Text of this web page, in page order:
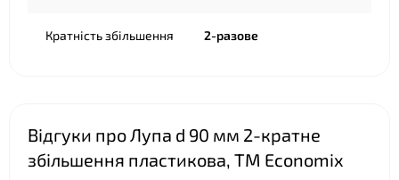
Кратність збільшення 2-разове
Відгуки про Лупа d 90 мм 2-кратне
збільшення пластикова, TM Economix